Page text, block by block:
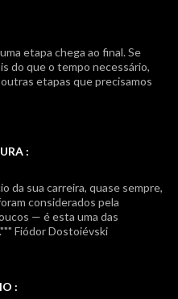
etapa chega ao final. Se
do que o tempo necessário,
etapas que precisamos
:
da sua carreira, quase sempre,
considerados pela
— é esta uma das
Fiódor Dostoiévski
: